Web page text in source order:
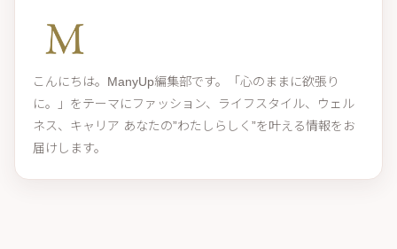
こんにちは。ManyUp編集部です。「心のままに欲張り
に。」をテーマにファッション、ライフスタイル、ウェル
ネス、キャリア あなたの”わたしらしく”を叶える情報をお
届けします。